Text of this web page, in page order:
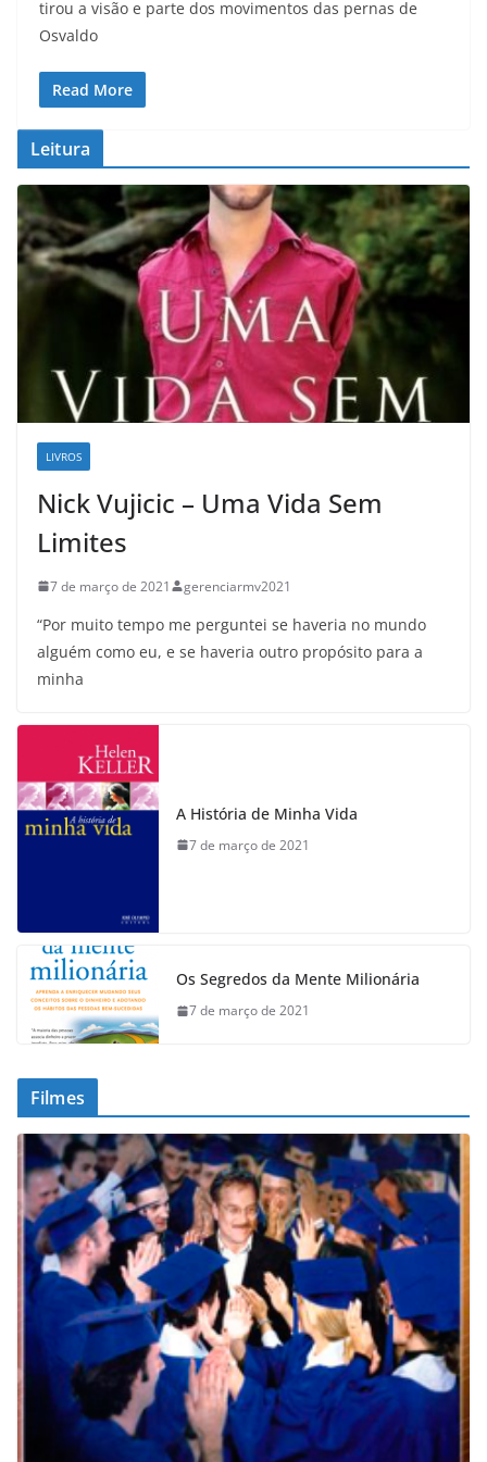
tirou a visão e parte dos movimentos das pernas de
Osvaldo
Read More
Leitura
LIVROS
Nick Vujicic – Uma Vida Sem
Limites
7 de março de 2021 gerenciarmv2021
“Por muito tempo me perguntei se haveria no mundo
alguém como eu, e se haveria outro propósito para a
minha
A História de Minha Vida
7 de março de 2021
Os Segredos da Mente Milionária
7 de março de 2021
Filmes